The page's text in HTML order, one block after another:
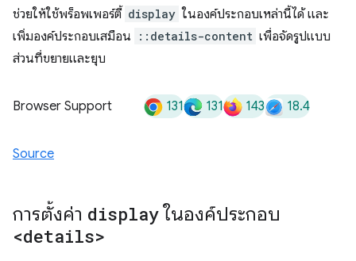
ช่วยให้ใช้พร็อพเพอร์ตี้ display ในองค์ประกอบเหล่านี้ได้ และ
เพิ่มองค์ประกอบเสมือน
::details-content เพื่อจัดรูปแบบ
ส่วนที่ขยายและยุบ
Browser Support 131 131 143 18.4
Source
การตั้งค่า displayในองค์ประกอบ
<details>